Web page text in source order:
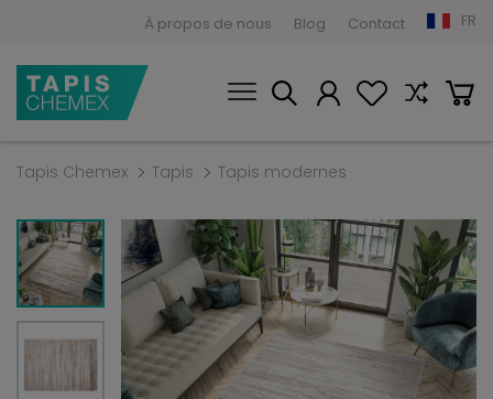
À propos de nous Blog Contact FR
Tapis Chemex Tapis Tapis modernes